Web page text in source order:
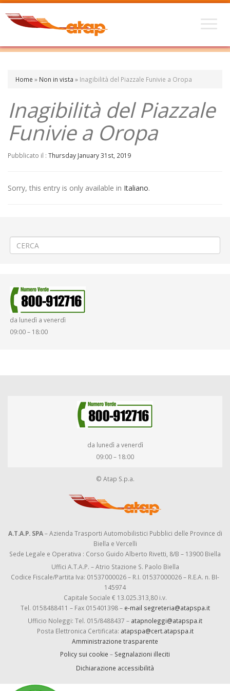
Home » Non in vista » Inagibilità del Piazzale Funivie a Oropa
Inagibilità del Piazzale
Funivie a Oropa
Pubblicato il : Thursday January 31st, 2019
Sorry, this entry is only available in Italiano.
da lunedì a venerdì
09:00 – 18:00
da lunedì a venerdì
09:00 – 18:00
© Atap S.p.a.
A.T.A.P. SPA– Azienda Trasporti Automobilistici Pubblici delle Province di
Biella e Vercelli
Sede Legale e Operativa : Corso Guido Alberto Rivetti, 8/B – 13900 Biella
Uffici A.T.A.P. – Atrio Stazione S. Paolo Biella
Codice Fiscale/Partita Iva: 01537000026 – R.I. 01537000026 – R.E.A. n. BI-
145974
Capitale Sociale € 13.025.313,80 i.v.
Tel. 0158488411 – Fax 015401398 – e-mail segreteria@atapspa.it
Ufficio Noleggi: Tel. 015/8488437 – atapnoleggi@atapspa.it
Posta Elettronica Certificata: atapspa@cert.atapspa.it
Amministrazione trasparente
Policy sui cookie – Segnalazioni illeciti
Dichiarazione accessibilità